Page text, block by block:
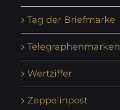
Tag der Briefmarke
Telegraphenmarken
Wertziffer
Zeppelinpost